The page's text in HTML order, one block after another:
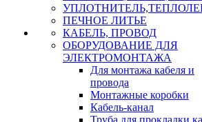
ПЕЧНОЕ ЛИТЬЕ
КАБЕЛЬ, ПРОВОД
ОБОРУДОВАНИЕ ДЛЯ
ЭЛЕКТРОМОНТАЖА
Для монтажа кабеля и
провода
Монтажные коробки
Кабель-канал
Труба для прокладки